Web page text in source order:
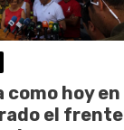
hoy en
el frente